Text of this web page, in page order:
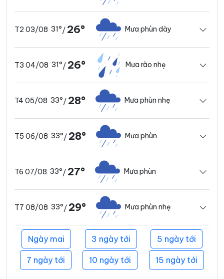
T2 03/08 31°/ 26° Mưa phùn dày
T3 04/08 31°/ 26° Mưa rào nhẹ
T4 05/08 33°/ 28° Mưa phùn nhẹ
T5 06/08 33°/ 28° Mưa phùn
T6 07/08 33°/ 27° Mưa phùn
T7 08/08 33°/ 29° Mưa phùn nhẹ
Ngày mai 3 ngày tới 5 ngày tới
7 ngày tới 10 ngày tới 15 ngày tới